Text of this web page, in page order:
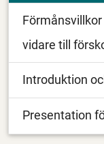
vidare till
Introduktion
Presentation